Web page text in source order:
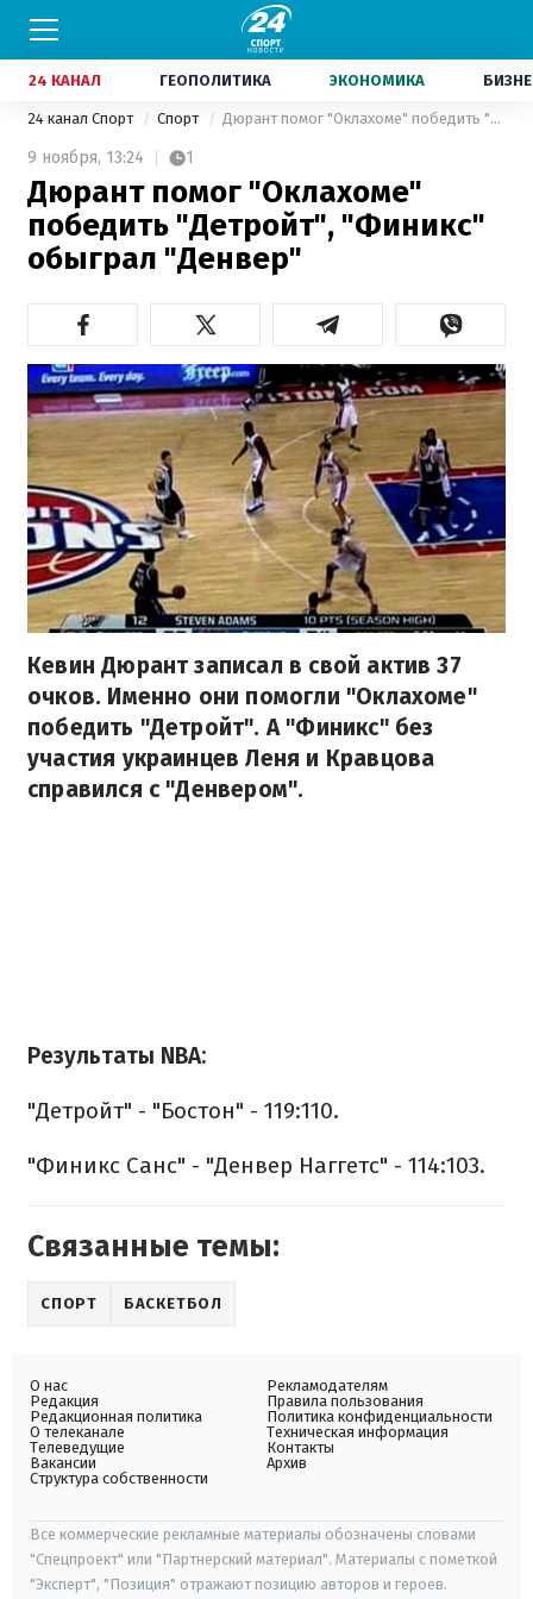
24 КАНАЛ ГЕОПОЛИТИКА ЭКОНОМИКА
24 канал Спорт Спорт Дюрант помог "Оклахоме" победить "Детройт", "Финикс" обыграл "Денвер"
9 ноября, 13:24 1
Дюрант помог "Оклахоме"
победить "Детройт", "Финикс"
обыграл "Денвер"
Кевин Дюрант записал в свой актив 37
очков. Именно они помогли "Оклахоме"
победить "Детройт". А "Финикс" без
участия украинцев Леня и Кравцова
справился с "Денвером".
Результаты NBA:
"Детройт" - "Бостон" - 119:110.
"Финикс Санс" - "Денвер Наггетс" - 114:103.
Связанные темы:
СПОРТ БАСКЕТБОЛ
О нас
Редакция
Редакционная политика
О телеканале
Телеведущие
Вакансии
Структура собственности
Рекламодателям
Правила пользования
Политика конфиденциальности
Техническая информация
Контакты
Архив
Все коммерческие рекламные материалы обозначены словами
"Спецпроект" или "Партнерский материал". Материалы с пометкой
"Эксперт", "Позиция" отражают позицию авторов и героев.